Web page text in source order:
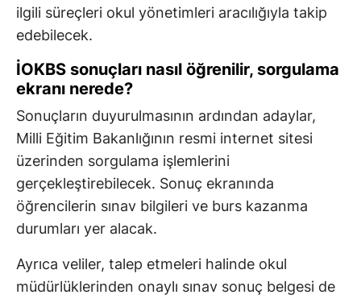
ilgili süreçleri okul yönetimleri aracılığıyla takip
edebilecek.
İOKBS sonuçları nasıl öğrenilir, sorgulama
ekranı nerede?
Sonuçların duyurulmasının ardından adaylar,
Milli Eğitim Bakanlığının resmi internet sitesi
üzerinden sorgulama işlemlerini
gerçekleştirebilecek. Sonuç ekranında
öğrencilerin sınav bilgileri ve burs kazanma
durumları yer alacak.
Ayrıca veliler, talep etmeleri halinde okul
müdürlüklerinden onaylı sınav sonuç belgesi de